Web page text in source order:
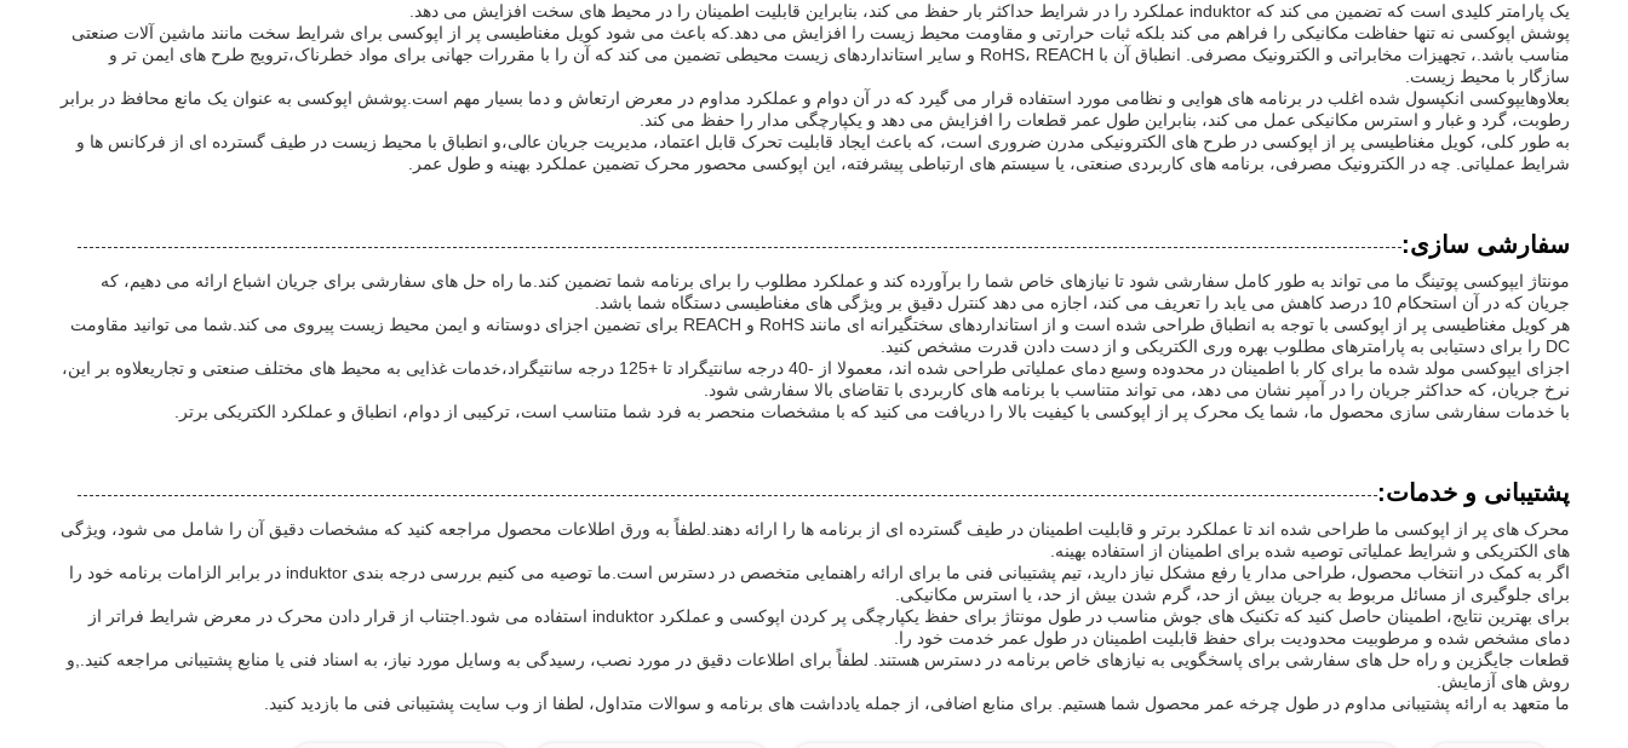
یک پارامتر کلیدی است که تضمین می کند که induktor عملکرد را در شرایط حداکثر بار حفظ می کند، بنابراین قابلیت اطمینان را در محیط های سخت افزایش می دهد.
پوشش اپوکسی نه تنها حفاظت مکانیکی را فراهم می کند بلکه ثبات حرارتی و مقاومت محیط زیست را افزایش می دهد.که باعث می شود کویل مغناطیسی پر از اپوکسی برای شرایط سخت مانند ماشین آلات صنعتی
مناسب باشد.، تجهیزات مخابراتی و الکترونیک مصرفی. انطباق آن با RoHS، REACH و سایر استانداردهای زیست محیطی تضمین می کند که آن را با مقررات جهانی برای مواد خطرناک،ترویج طرح های ایمن تر و
سازگار با محیط زیست.
بعلاوهایپوکسی انکپسول شده اغلب در برنامه های هوایی و نظامی مورد استفاده قرار می گیرد که در آن دوام و عملکرد مداوم در معرض ارتعاش و دما بسیار مهم است.پوشش اپوکسی به عنوان یک مانع محافظ در برابر
رطوبت، گرد و غبار و استرس مکانیکی عمل می کند، بنابراین طول عمر قطعات را افزایش می دهد و یکپارچگی مدار را حفظ می کند.
به طور کلی، کویل مغناطیسی پر از اپوکسی در طرح های الکترونیکی مدرن ضروری است، که باعث ایجاد قابلیت تحرک قابل اعتماد، مدیریت جریان عالی،و انطباق با محیط زیست در طیف گسترده ای از فرکانس ها و
شرایط عملیاتی. چه در الکترونیک مصرفی، برنامه های کاربردی صنعتی، یا سیستم های ارتباطی پیشرفته، این اپوکسی محصور محرک تضمین عملکرد بهینه و طول عمر.
سفارشی سازی:
مونتاژ ایپوکسی پوتینگ ما می تواند به طور کامل سفارشی شود تا نیازهای خاص شما را برآورده کند و عملکرد مطلوب را برای برنامه شما تضمین کند.ما راه حل های سفارشی برای جریان اشباع ارائه می دهیم، که
جریان که در آن استحکام 10 درصد کاهش می یابد را تعریف می کند، اجازه می دهد کنترل دقیق بر ویژگی های مغناطیسی دستگاه شما باشد.
هر کویل مغناطیسی پر از اپوکسی با توجه به انطباق طراحی شده است و از استانداردهای سختگیرانه ای مانند RoHS و REACH برای تضمین اجزای دوستانه و ایمن محیط زیست پیروی می کند.شما می توانید مقاومت
DC را برای دستیابی به پارامترهای مطلوب بهره وری الکتریکی و از دست دادن قدرت مشخص کنید.
اجزای ایپوکسی مولد شده ما برای کار با اطمینان در محدوده وسیع دمای عملیاتی طراحی شده اند، معمولا از -40 درجه سانتیگراد تا +125 درجه سانتیگراد،خدمات غذایی به محیط های مختلف صنعتی و تجاریعلاوه بر این،
نرخ جریان، که حداکثر جریان را در آمپر نشان می دهد، می تواند متناسب با برنامه های کاربردی با تقاضای بالا سفارشی شود.
با خدمات سفارشی سازی محصول ما، شما یک محرک پر از اپوکسی با کیفیت بالا را دریافت می کنید که با مشخصات منحصر به فرد شما متناسب است، ترکیبی از دوام، انطباق و عملکرد الکتریکی برتر.
پشتیبانی و خدمات:
محرک های پر از اپوکسی ما طراحی شده اند تا عملکرد برتر و قابلیت اطمینان در طیف گسترده ای از برنامه ها را ارائه دهند.لطفاً به ورق اطلاعات محصول مراجعه کنید که مشخصات دقیق آن را شامل می شود، ویژگی
های الکتریکی و شرایط عملیاتی توصیه شده برای اطمینان از استفاده بهینه.
اگر به کمک در انتخاب محصول، طراحی مدار یا رفع مشکل نیاز دارید، تیم پشتیبانی فنی ما برای ارائه راهنمایی متخصص در دسترس است.ما توصیه می کنیم بررسی درجه بندی induktor در برابر الزامات برنامه خود را
برای جلوگیری از مسائل مربوط به جریان بیش از حد، گرم شدن بیش از حد، یا استرس مکانیکی.
برای بهترین نتایج، اطمینان حاصل کنید که تکنیک های جوش مناسب در طول مونتاژ برای حفظ یکپارچگی پر کردن اپوکسی و عملکرد induktor استفاده می شود.اجتناب از قرار دادن محرک در معرض شرایط فراتر از
دمای مشخص شده و مرطوبیت محدودیت برای حفظ قابلیت اطمینان در طول عمر خدمت خود را.
قطعات جایگزین و راه حل های سفارشی برای پاسخگویی به نیازهای خاص برنامه در دسترس هستند. لطفاً برای اطلاعات دقیق در مورد نصب، رسیدگی به وسایل مورد نیاز، به اسناد فنی یا منابع پشتیبانی مراجعه کنید.,و
روش های آزمایش.
ما متعهد به ارائه پشتیبانی مداوم در طول چرخه عمر محصول شما هستیم. برای منابع اضافی، از جمله یادداشت های برنامه و سوالات متداول، لطفا از وب سایت پشتیبانی فنی ما بازدید کنید.